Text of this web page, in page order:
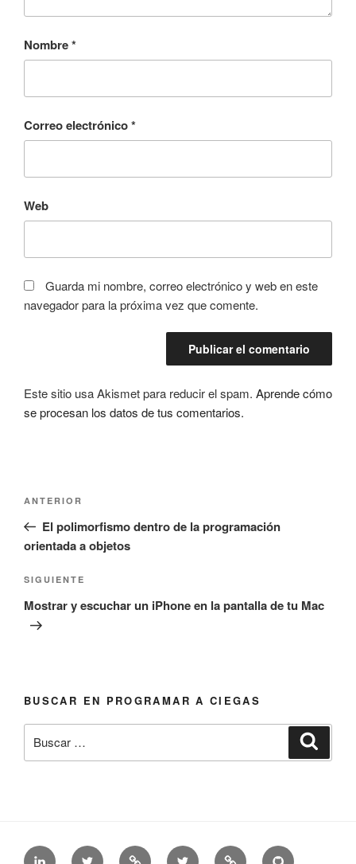
Nombre*
Correo electrónico*
Web
Guarda mi nombre, correo electrónico y web en este
navegador para la próxima vez que comente.
Este sitio usa Akismet para reducir el spam. Aprende cómo
se procesan los datos de tus comentarios.
Navegación
entradas
Entrada
anterior:
ANTERIOR
El polimorfismo dentro de la programación
orientada a objetos
Siguiente
entrada
SIGUIENTE
Mostrar y escuchar un iPhone en la pantalla de tu Mac
BUSCAR EN PROGRAMAR A CIEGAS
por:
LinkedIn Twitter MastodonTwitter Tyflos Github